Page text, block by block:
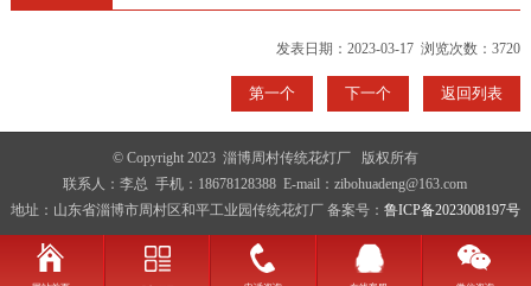
发表日期：2023-03-17 浏览次数：3720
第一个 下一个 返回列表
© Copyright 2023 淄博周村传统花灯厂 版权所有
联系人：李总 手机：18678128388 E-mail：zibohuadeng@163.com
地址：山东省淄博市周村区和平工业园传统花灯厂 备案号： 鲁ICP备2023008197号